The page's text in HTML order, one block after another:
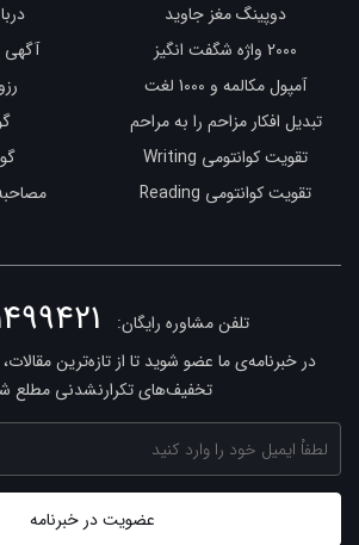
دوپینگ مغز جاوید
2000 واژه شگفت انگیز
آمپول مکالمه و 1000 لغت
تبدیل افکار مزاحم را به مراحم
تقویت کوانتومی Writing
تقویت کوانتومی Reading
تلفن مشاوره رایگان:
در خبرنامه‌ی ما عضو شوید تا از تازه‌ترین
تخفیف‌های تکرارنشدنی مطلع